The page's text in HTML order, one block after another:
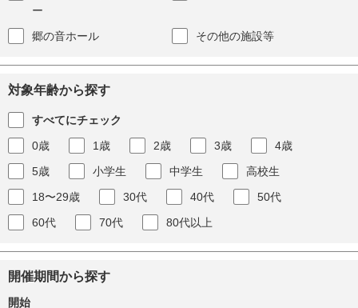
ー
郷の音ホール その他の施設等
対象年齢から探す
すべてにチェック
0歳
1歳 2歳 3歳
4歳
5歳
小学生 中学生
高校生
18〜29歳
30代 40代
50代
60代
70代 80代以上
開催期間から探す
開始